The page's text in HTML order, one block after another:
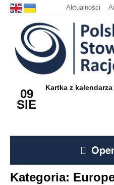
Aktualności
09
SIE
Kartka z
Kategoria: